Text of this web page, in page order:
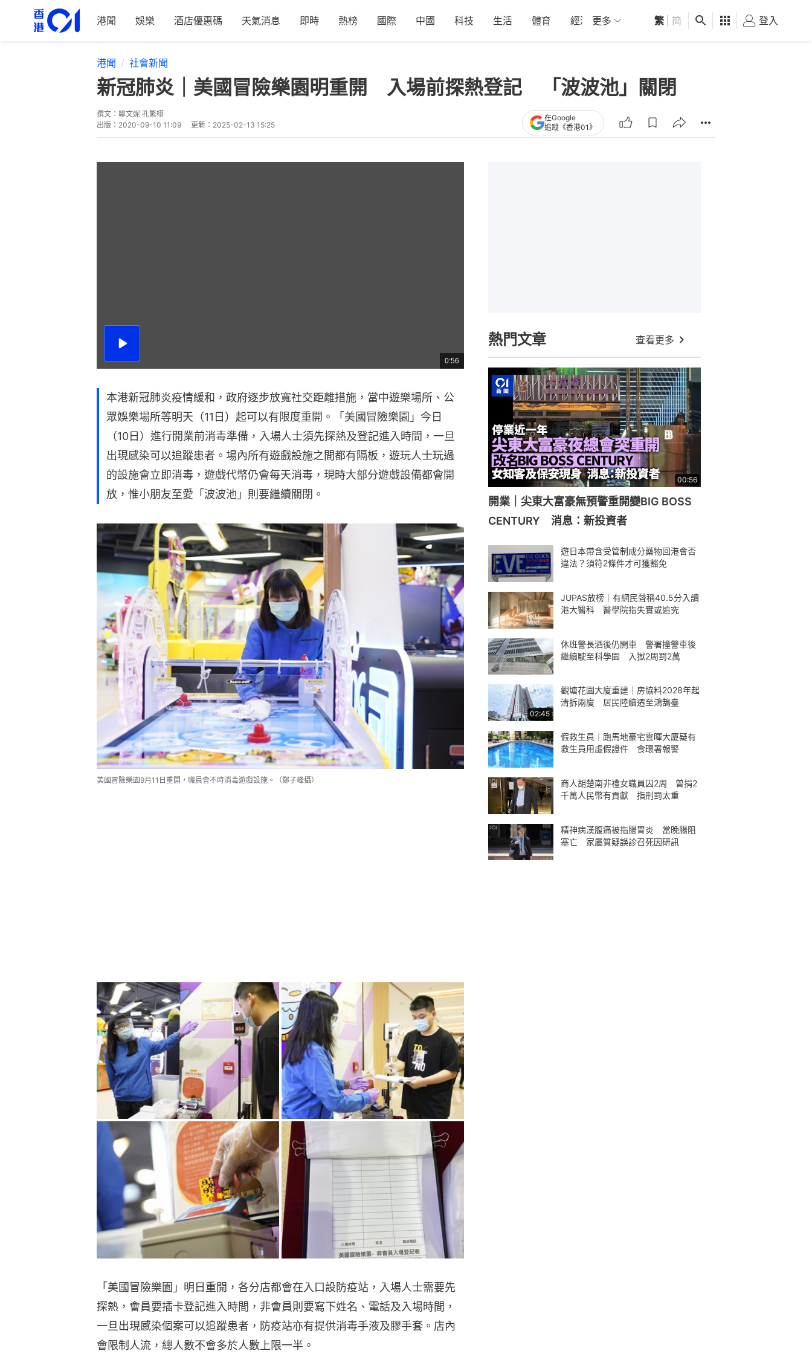
港聞 娛樂 酒店優惠碼 天氣消息 即時 熱榜 國際 中國 科技 生活 體育 經濟 01深圳 觀點 健康 好食玩飛
更多 繁 简 登入
港聞 社會新聞
新冠肺炎｜美國冒險樂園明重開 入場前探熱登記 「波波池」關閉
撰文： 鄒文妮 孔繁栩
出版： 2020-09-10 11:09 更新： 2025-02-13 15:25
在Google
追蹤《香港01》
播
總
共
0:56
本港新冠肺炎疫情緩和，政府逐步放寬社交距離措施，當中遊樂場所、公
眾娛樂場所等明天（11日）起可以有限度重開。「美國冒險樂園」今日
（10日）進行開業前消毒準備，入場人士須先探熱及登記進入時間，一旦
出現感染可以追蹤患者。場內所有遊戲設施之間都有隔板，遊玩人士玩過
的設施會立即消毒，遊戲代幣仍會每天消毒，現時大部分遊戲設備都會開
放，惟小朋友至愛「波波池」則要繼續關閉。
美國冒險樂園9月11日重開，職員會不時消毒遊戲設施。（鄭子峰攝）
「美國冒險樂園」明日重開，各分店都會在入口設防疫站，入場人士需要先
探熱，會員要插卡登記進入時間，非會員則要寫下姓名、電話及入場時間，
一旦出現感染個案可以追蹤患者，防疫站亦有提供消毒手液及膠手套。店內
會限制人流，總人數不會多於人數上限一半。
熱門文章 查看更多
00:56
開業｜尖東大富豪無預警重開變BIG BOSS
CENTURY 消息：新投資者
遊日本帶含受管制成分藥物回港會否
違法？須符2條件才可獲豁免
JUPAS放榜｜有網民聲稱40.5分入讀
港大醫科 醫學院指失實或追究
休班警長酒後仍開車 警署撞警車後
繼續駛至科學園 入獄2周罰2萬
02:45
觀塘花園大廈重建｜房協料2028年起
清拆兩廈 居民陸續遷至鴻鵠臺
假救生員｜跑馬地豪宅雲暉大廈疑有
救生員用虛假證件 食環署報警
商人胡楚南非禮女職員囚2周 曾捐2
千萬人民幣有貢獻 指刑罰太重
精神病漢腹痛被指腸胃炎 當晚腸阻
塞亡 家屬質疑誤診召死因研訊